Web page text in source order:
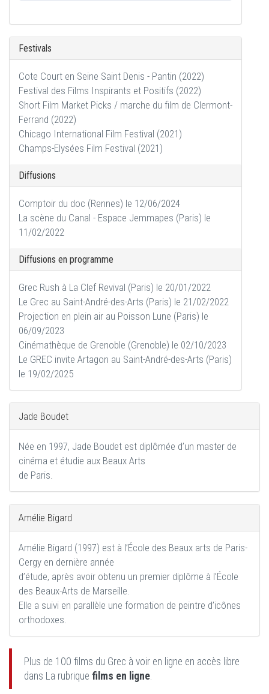
Festivals
Cote Court en Seine Saint Denis - Pantin (2022)
Festival des Films Inspirants et Positifs (2022)
Short Film Market Picks / marche du film de Clermont-
Ferrand (2022)
Chicago International Film Festival (2021)
Champs-Elysées Film Festival (2021)
Diffusions
Comptoir du doc (Rennes) le 12/06/2024
La scène du Canal - Espace Jemmapes (Paris) le
11/02/2022
Diffusions en programme
Grec Rush à La Clef Revival (Paris) le 20/01/2022
Le Grec au Saint-André-des-Arts (Paris) le 21/02/2022
Projection en plein air au Poisson Lune (Paris) le
06/09/2023
Cinémathèque de Grenoble (Grenoble) le 02/10/2023
Le GREC invite Artagon au Saint-André-des-Arts (Paris)
le 19/02/2025
Jade Boudet
Née en 1997, Jade Boudet est diplômée d’un master de
cinéma et étudie aux Beaux Arts
de Paris.
Amélie Bigard
Amélie Bigard (1997) est à l’École des Beaux arts de Paris-
Cergy en dernière année
d’étude, après avoir obtenu un premier diplôme à l’École
des Beaux-Arts de Marseille.
Elle a suivi en parallèle une formation de peintre d’icônes
orthodoxes.
Plus de 100 films du Grec à voir en ligne en accès libre
dans La rubrique films en ligne.